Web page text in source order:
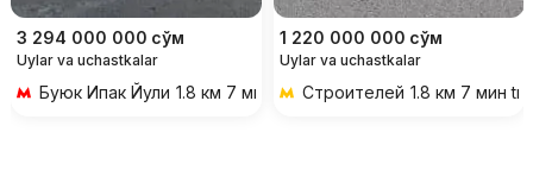
3 294 000 000 сўм
Uylar va uchastkalar
Буюк Ипак Йули 1.8 км 7 мин transportda
1 220 000 000 сўм
Uylar va uchastkalar
Строителей 1.8 км 7 мин